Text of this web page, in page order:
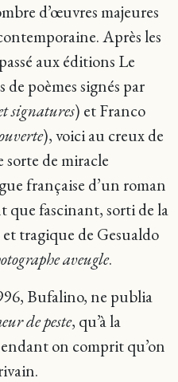
d’œuvres majeures
Après les
aux éditions Le
poèmes signés par
signatures) et Franco
), voici au creux de
sorte de miracle
française d’un roman
que fascinant, sorti de la
tragique de Gesualdo
aveugle.
Bufalino, ne publia
de peste, qu’à la
on comprit qu’on